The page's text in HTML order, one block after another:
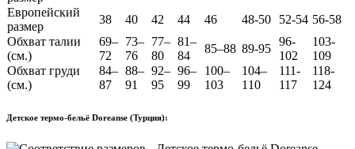
Европейский
размер
38 40 42 44 46 48-50 52-54 56-58
Обхват талии
(см.)
69–
72
73–
76
77–
80
81–
84
85–88 89-95
96-
102
103-
109
Обхват груди
(см.)
84–
87
88–
91
92–
95
96–
99
100–
103
104–
110
111-
117
118-
124
Детское термо-бельё Doreanse (Турция):